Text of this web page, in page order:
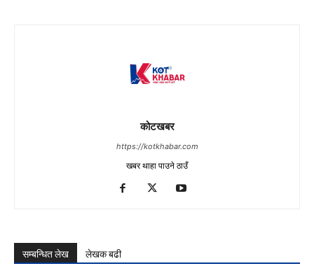
कोटखबर
https://kotkhabar.com
खबर थाहा पाउने ठाउँ
सम्बन्धित लेख लेखक बढी